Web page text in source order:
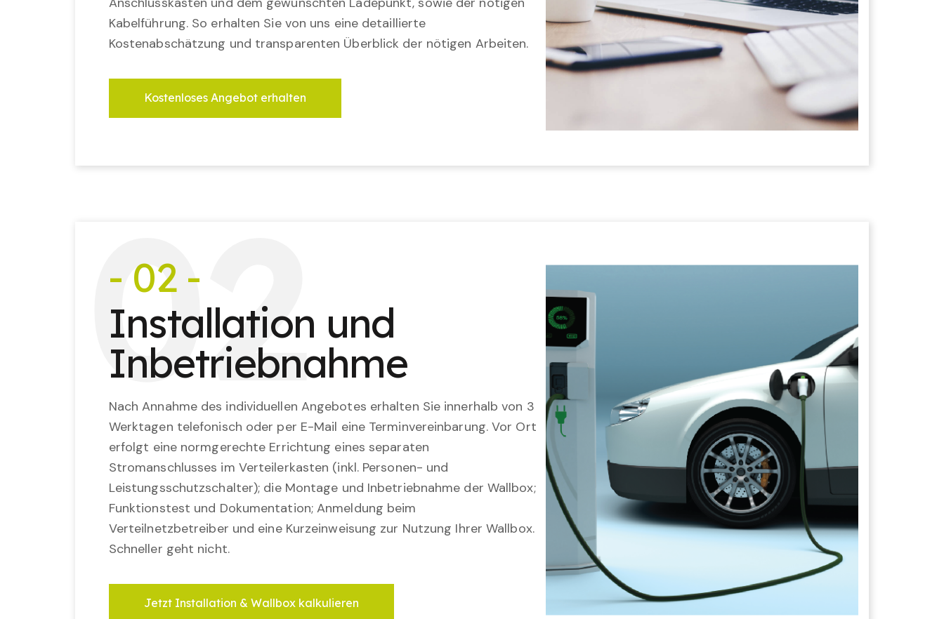
Kabelführung. So erhalten Sie von uns eine detaillierte
Kostenabschätzung und transparenten Überblick der nötigen Arbeiten.
Kostenloses Angebot erhalten
02
- 02 -
Installation und
Inbetriebnahme
Nach Annahme des individuellen Angebotes erhalten Sie innerhalb von 3
Werktagen telefonisch oder per E-Mail eine Terminvereinbarung. Vor Ort
erfolgt eine normgerechte Errichtung eines separaten
Stromanschlusses im Verteilerkasten (inkl. Personen- und
Leistungsschutzschalter); die Montage und Inbetriebnahme der Wallbox;
Funktionstest und Dokumentation; Anmeldung beim
Verteilnetzbetreiber und eine Kurzeinweisung zur Nutzung Ihrer Wallbox.
Schneller geht nicht.
Jetzt Installation & Wallbox kalkulieren